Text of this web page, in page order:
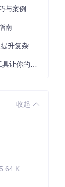
与案例
南
收起
5.64 K